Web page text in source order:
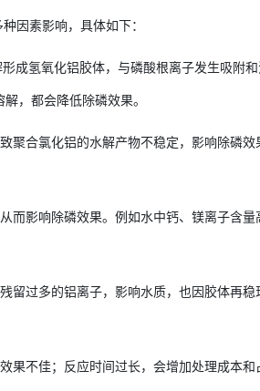
因素影响，具体如下：
成氢氧化铝胶体，与磷酸根离子发生吸附和
，都会降低除磷效果。
聚合氯化铝的水解产物不稳定，影响除磷效
而影响除磷效果。例如水中钙、镁离子含量
留过多的铝离子，影响水质，也因胶体再稳
果不佳；反应时间过长，会增加处理成本和